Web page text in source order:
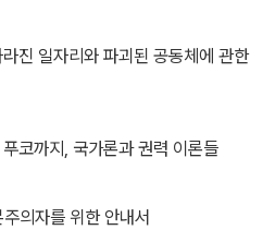
진 일자리와 파괴된 공동체에 관한
코까지, 국가론과 권력 이론들
의자를 위한 안내서